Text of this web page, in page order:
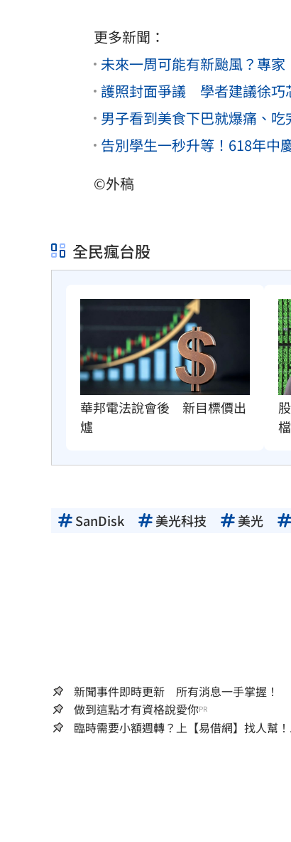
更多新聞：
未來一周可能有新颱風？專
護照封面爭議 學者建議徐巧
男子看到美食下巴就爆痛、
告別學生一秒升等！618年中
©外稿
全民瘋台股
華邦電法說會後　新目標價出
爐
SanDisk 美光科技 美光
新聞事件即時更新 所有消息一手掌握！
做到這點才有資格說愛你PR
臨時需要小額週轉？上【易借網】找人幫